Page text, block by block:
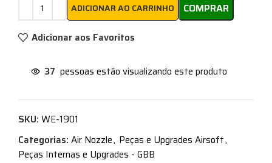
ADICIONAR AO CARRINHO COMPRAR
Adicionar aos Favoritos
37 pessoas estão visualizando este produto
SKU: WE-1901
Categorias: Air Nozzle, Peças e Upgrades Airsoft,
Peças Internas e Upgrades - GBB